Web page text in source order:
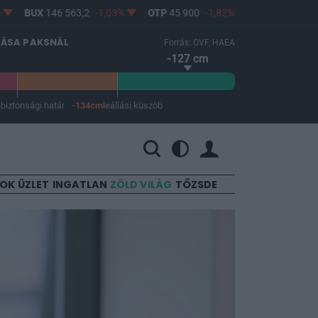
BUX 146 563,2 -1,03% OTP 45 900 -1,82% MOL
PAKSNÁL Forrás: OVF, HAEA
-127 cm
biztonsági határ -134cm leállási küszöb
ÜZLET INGATLAN ZÖLD VILÁG TŐZSDE